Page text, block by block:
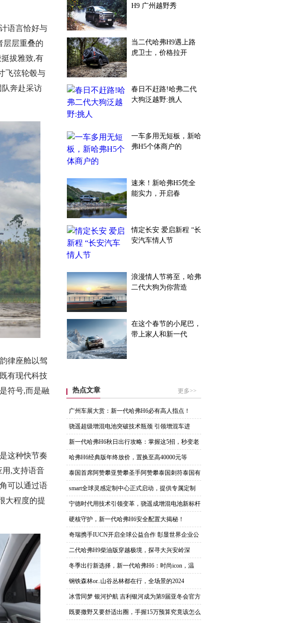
语言恰好与
层层重叠的
拔雅致,有
飞弦轮毂与
奔赴采访
律座舱以驾
有现代科技
符号,而是融
这种快节奏
用,支持语音
可以通过语
大程度的提
H9 广州越野秀
当二代哈弗H9遇上路
虎卫士，价格拉开
春日不赶路!哈弗二代
大狗泛越野:挑人
一车多用无短板，新哈
弗H5个体商户的
​速来！新哈弗H5凭全
能实力，开启春
情定长安 爱启新程 “长
安汽车情人节
浪漫情人节将至，哈弗
二代大狗为你营造
在这个春节的小尾巴，
带上家人和新一代
热点文章 更多>>
广州车展大赏：新一代哈弗H6必有高人指点！
骁遥超级增混电池突破技术瓶颈 引领增混车进
入“电
新一代哈弗H6秋日出行攻略：掌握这5招，秒变老
司
​哈弗H6经典版年终放价，置换至高40000元等
泰国首席阿赞攀亚赞攀圣手阿赞攀泰国刺符泰国有
名阿
smart全球灵感定制中⼼正式启动，提供专属定制
宁德时代用技术引领变革，骁遥成增混电池新标杆
硬核守护，新一代哈弗H6安全配置大揭秘！
奇瑞携手IUCN开启全球公益合作 彰显世界企业公
二代哈弗H9柴油版穿越极境，探寻大兴安岭深
处“最
冬季出行新选择，新一代哈弗H6：时尚icon，温
钢铁森林or..山谷丛林都在行，全场景的2024
冰雪同梦 银河护航 吉利银河成为第9届亚冬会官方
既要撒野又要舒适出圈，手握15万预算究竟该怎么